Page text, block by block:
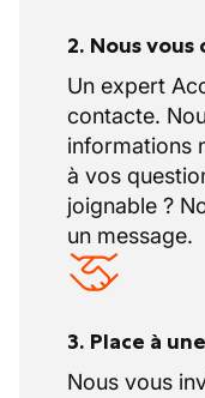
2. Nous
Un expert
contacte.
informations
à vos
joignable ?
un message.
3. Place à
Nous vous